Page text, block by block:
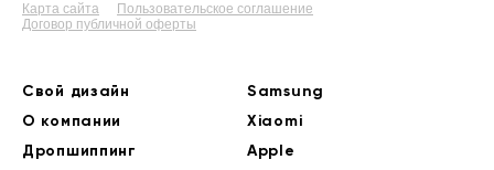
Карта сайта
Пользовательское соглашение
Договор публичной оферты
Свой дизайн
О компании
Дропшиппинг
Samsung
Xiaomi
Apple